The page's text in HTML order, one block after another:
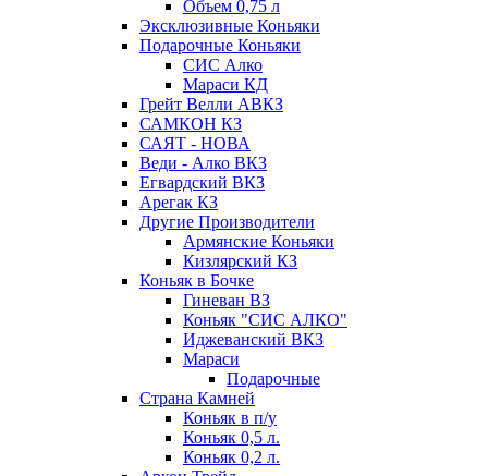
Объем 0,75 л
Эксклюзивные Коньяки
Подарочные Коньяки
СИС Алко
Мараси КД
Грейт Велли АВКЗ
САМКОН КЗ
САЯТ - НОВА
Веди - Алко ВКЗ
Егвардский ВКЗ
Арегак КЗ
Другие Производители
Армянские Коньяки
Кизлярский КЗ
Коньяк в Бочке
Гиневан ВЗ
Коньяк "СИС АЛКО"
Иджеванский ВКЗ
Мараси
Подарочные
Страна Камней
Коньяк в п/у
Коньяк 0,5 л.
Коньяк 0,2 л.